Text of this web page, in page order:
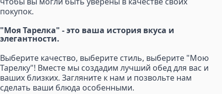
покупок.
"Моя Тарелка" - это ваша история вкуса и
элегантности.
Выберите качество, выберите стиль, выберите "Мою
Тарелку"! Вместе мы создадим лучший обед для вас и
ваших близких. Загляните к нам и позвольте нам
сделать ваши блюда особенными.